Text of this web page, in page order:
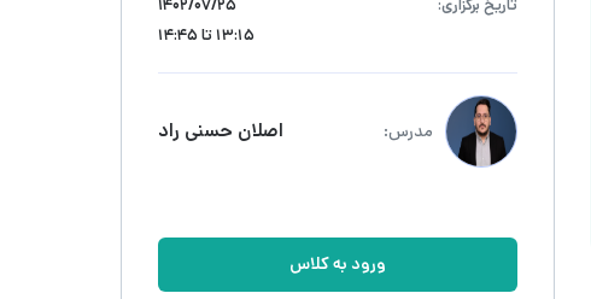
تاریخ برگزاری:
۱۴۰۲/۰۷/۲۵
13:15 تا 14:45
مدرس: اصلان حسنی راد
ورود به کلاس